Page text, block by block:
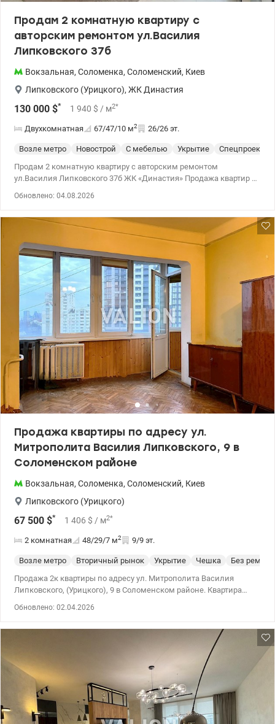
Продам 2 комнатную квартиру с
авторским ремонтом ул.Василия
Липковского 37б
Вокзальная, Соломенка, Соломенский, Киев
Липковского (Урицкого), ЖК Династия
130 000 $* 1 940 $ / м2*
Двухкомнатная 67/47/10 м2 26/26 эт.
Возле метро Новострой С мебелью Укрытие Спецпроект
Продам 2 комнатную квартиру с авторским ремонтом
ул.Василия Липковского 37б ЖК «Династия» Продажа квартир с
уровня (≈10 000$), бытовая техника Вся мебель изготовлена ​​на
заказ. Спальня с мебелью из Италии, выход на балкон.
Зонирование выполнено стеклянной дверью во французском
стиле. Есть отдельный гардероб. Теплый пол – по всей
квартире. ЖК закрытого типа, охрана, видеонаблюдение, кафе,
все рядом. улица Василия Липковского 37б Киев, Соломенский
район. 130000 у.е Светлана, тел. 096-126-02-44 valion.ua/1149426
Обновлено: 04.08.2026
Продажа квартиры по адресу ул.
Митрополита Василия Липковского, 9 в
Соломенском районе
Вокзальная, Соломенка, Соломенский, Киев
Липковского (Урицкого)
67 500 $* 1 406 $ / м2*
2 комнатная 48/29/7 м2 9/9 эт.
Возле метро Вторичный рынок Укрытие Чешка
Без
Продажа 2к квартиры по адресу ул. Митрополита Василия
Липковского, (Урицкого), 9 в Соломенском районе. Квартира
Планировка включает в себя раздельные комнаты. Общая
площадь – 47,5 кв.м., кухня – 7 кв.м, жилая – 29,4 кв.м. В
квартире начальная стадия ремонта (металлопластиковые
окна, медная проводка, утепленная, застеклена лоджия,
установлены счетчики воды и газа, частично заменены трубы).
Дом газифицирован. Несколько лет назад в доме был
произведен капитальный ремонт крыши. В доме ОСМД, есть
видеонаблюдение, аккуратная, ухоженная территория, чистый
Обновлено: 02.04.2026